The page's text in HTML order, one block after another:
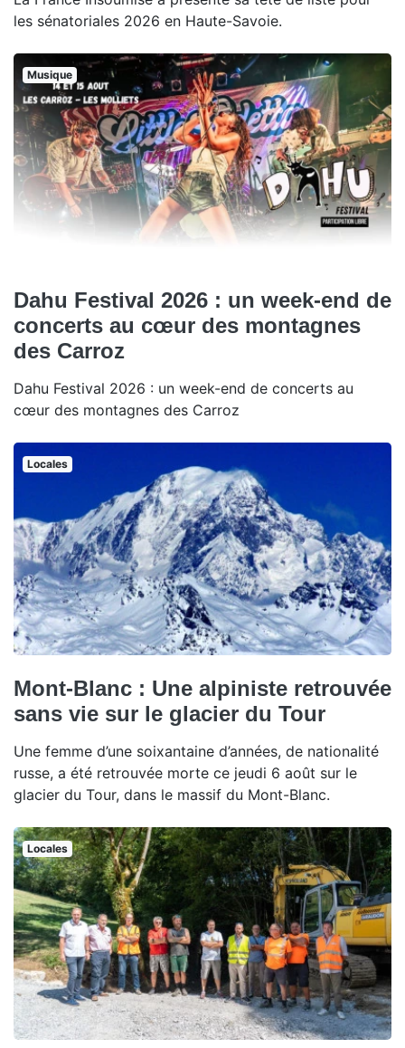
les sénatoriales 2026 en Haute-Savoie.
Musique
Dahu Festival 2026 : un week-end de
concerts au cœur des montagnes
des Carroz
Dahu Festival 2026 : un week-end de concerts au
cœur des montagnes des Carroz
Locales
Mont-Blanc : Une alpiniste retrouvée
sans vie sur le glacier du Tour
Une femme d’une soixantaine d’années, de nationalité
russe, a été retrouvée morte ce jeudi 6 août sur le
glacier du Tour, dans le massif du Mont-Blanc.
Locales